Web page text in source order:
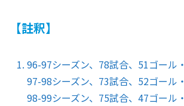
【註釈】
96-97シーズン、78試合、51ゴール
97-98シーズン、73試合、52ゴール
98-99シーズン、75試合、47ゴール